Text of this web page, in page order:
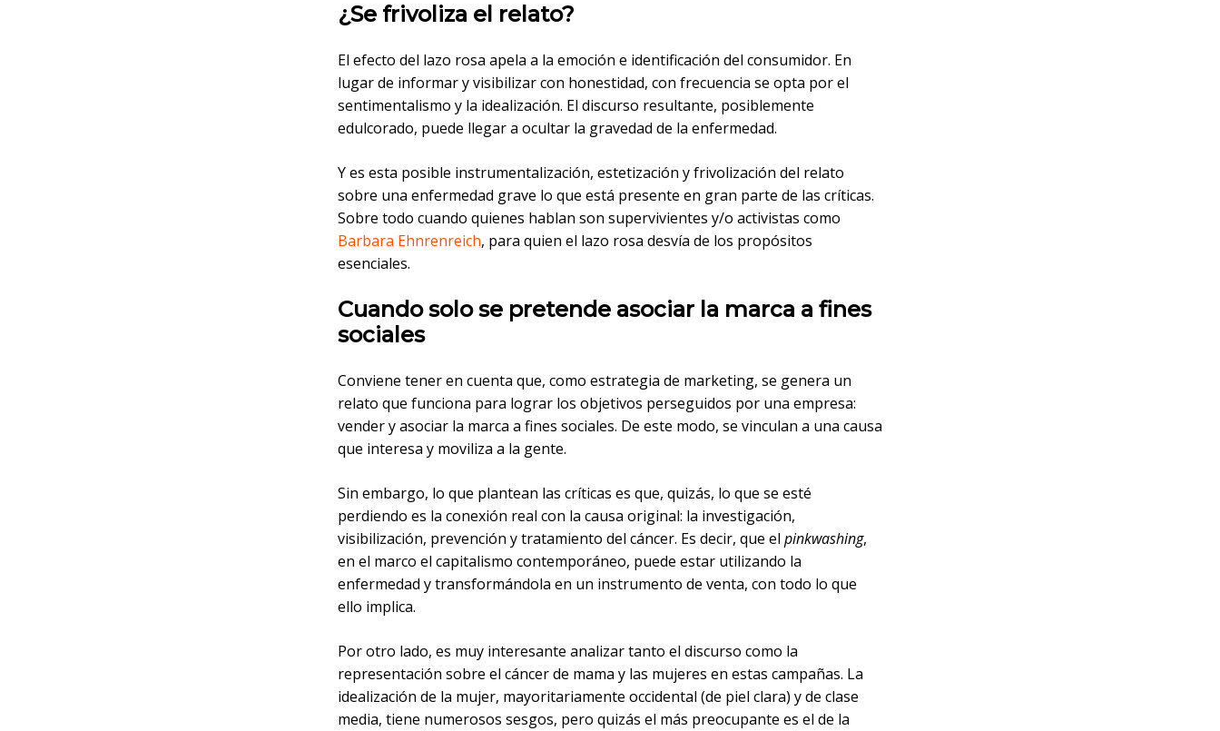
¿Se frivoliza el relato?
El efecto del lazo rosa apela a la emoción e identificación del consumidor. En
lugar de informar y visibilizar con honestidad, con frecuencia se opta por el
sentimentalismo y la idealización. El discurso resultante, posiblemente
edulcorado, puede llegar a ocultar la gravedad de la enfermedad.
Y es esta posible instrumentalización, estetización y frivolización del relato
sobre una enfermedad grave lo que está presente en gran parte de las críticas.
Sobre todo cuando quienes hablan son supervivientes y/o activistas como
Barbara Ehnrenreich, para quien el lazo rosa desvía de los propósitos
esenciales.
Cuando solo se pretende asociar la marca a fines
sociales
Conviene tener en cuenta que, como estrategia de marketing, se genera un
relato que funciona para lograr los objetivos perseguidos por una empresa:
vender y asociar la marca a fines sociales. De este modo, se vinculan a una causa
que interesa y moviliza a la gente.
Sin embargo, lo que plantean las críticas es que, quizás, lo que se esté
perdiendo es la conexión real con la causa original: la investigación,
visibilización, prevención y tratamiento del cáncer. Es decir, que el pinkwashing,
en el marco el capitalismo contemporáneo, puede estar utilizando la
enfermedad y transformándola en un instrumento de venta, con todo lo que
ello implica.
Por otro lado, es muy interesante analizar tanto el discurso como la
representación sobre el cáncer de mama y las mujeres en estas campañas. La
idealización de la mujer, mayoritariamente occidental (de piel clara) y de clase
media, tiene numerosos sesgos, pero quizás el más preocupante es el de la